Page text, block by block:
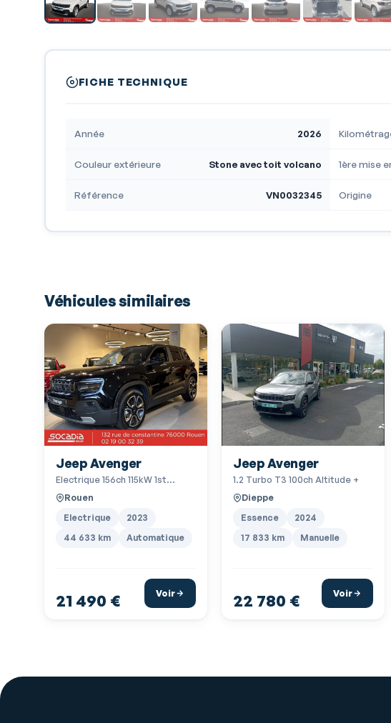
FICHE TECHNIQUE
Année 2026
Couleur extérieure Stone avec toit volcano 1ère mise
Référence VN0032345 Origine
Véhicules similaires
Jeep Avenger
Electrique 156ch 115kW 1st
Edition
Rouen
Electrique
2023
44 633 km
Automatique
21 490 € Voir
Jeep Avenger
1.2 Turbo T3 100ch Altitude +
Dieppe
Essence
2024
17 833 km
Manuelle
22 780 € Voir